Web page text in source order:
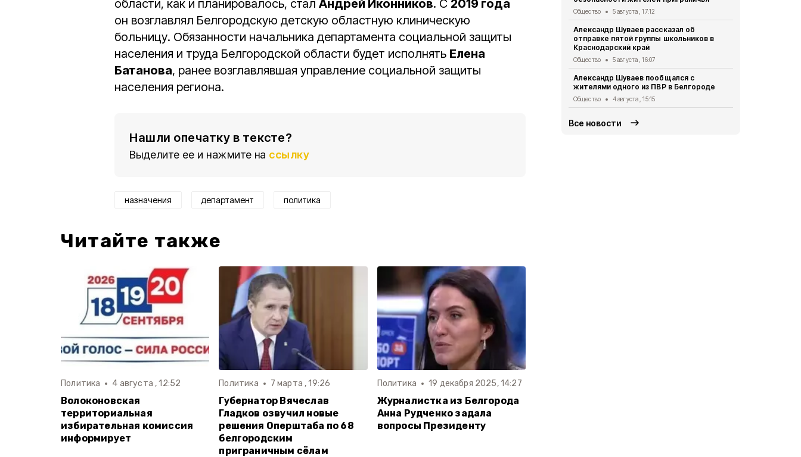
области, как и планировалось, стал Андрей Иконников. С 2019 года
он возглавлял Белгородскую детскую областную клиническую
больницу. Обязанности начальника департамента социальной защиты
населения и труда Белгородской области будет исполнять Елена
Батанова, ранее возглавлявшая управление социальной защиты
населения региона.
Нашли опечатку в тексте?
Выделите ее и нажмите на ссылку
назначения департамент политика
Читайте также
Политика 4 августа , 12:52
Волоконовская
территориальная
избирательная комиссия
информирует
Политика 7 марта , 19:26
Губернатор Вячеслав
Гладков озвучил новые
решения Оперштаба по 68
белгородским
приграничным сёлам
Политика 19 декабря 2025, 14:27
Журналистка из Белгорода
Анна Рудченко задала
вопросы Президенту
Общество 5 августа , 17:12
Александр Шуваев рассказал об
отправке пятой группы школьников в
Краснодарский край
Общество 5 августа , 16:07
Александр Шуваев пообщался с
жителями одного из ПВР в Белгороде
Общество 4 августа , 15:15
Все новости